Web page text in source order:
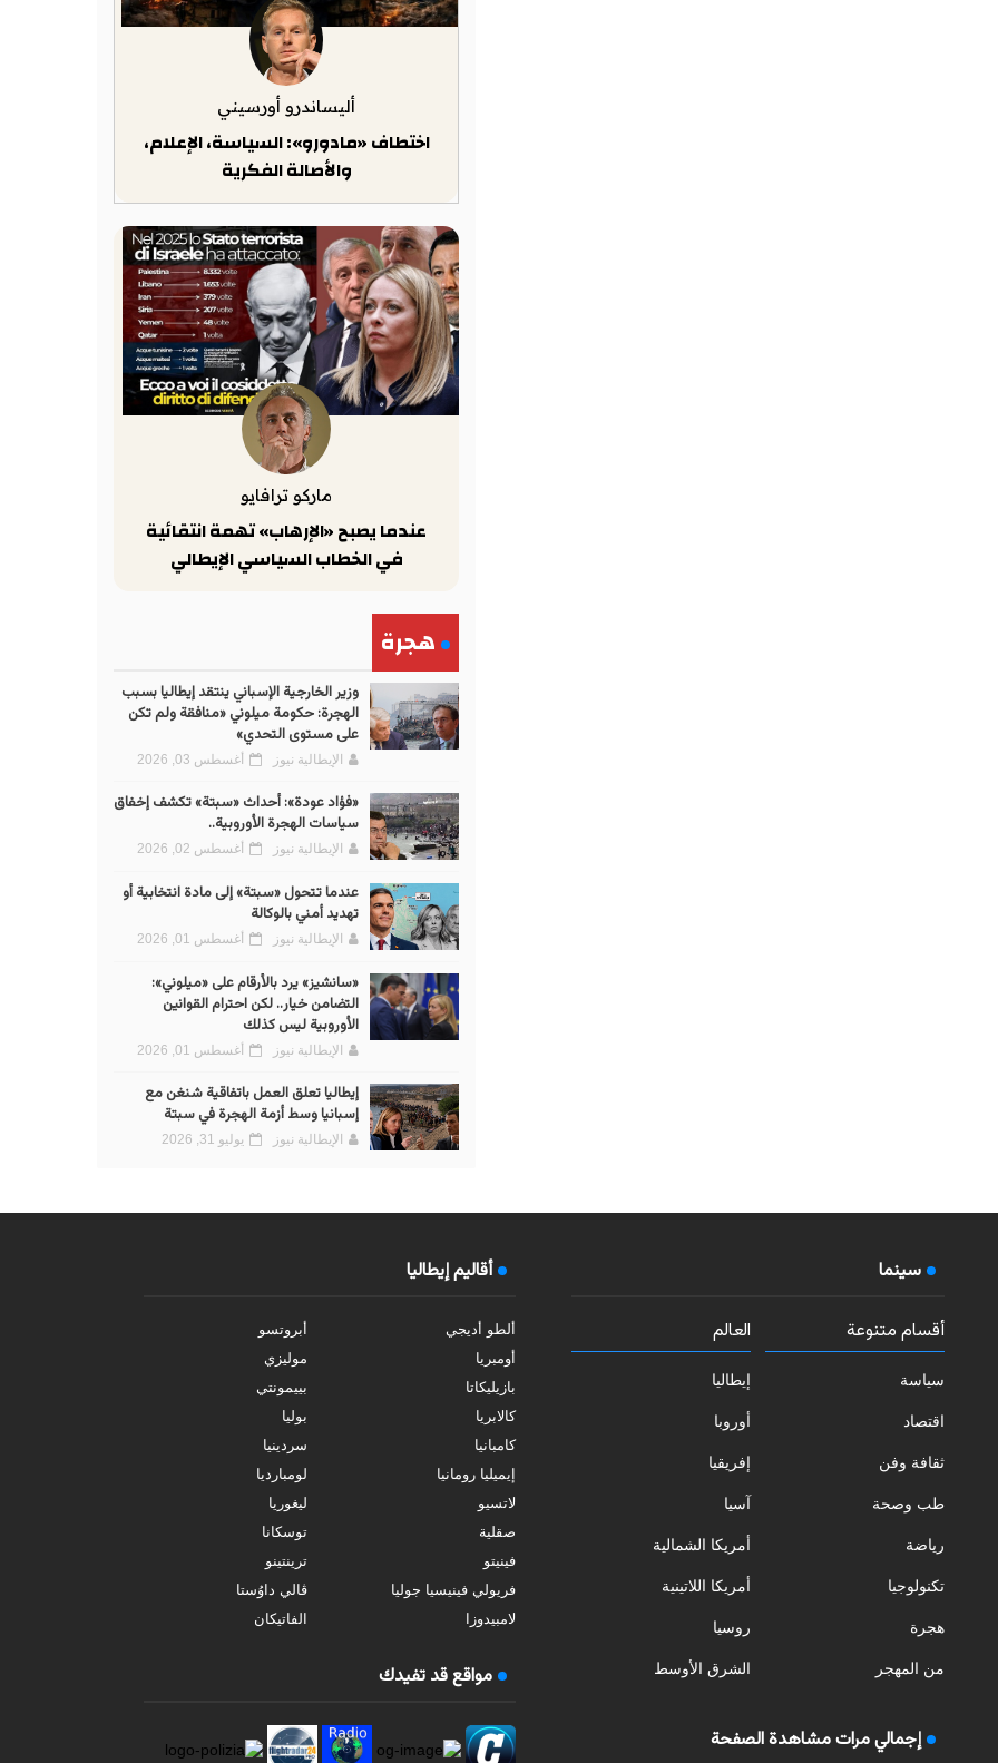
أليساندرو أورسيني
اختطاف «مادورو»: السياسة، الإعلام،
والأصالة الفكرية
ماركو ترافايو
عندما يصبح «الإرهاب» تهمة انتقائية
في الخطاب السياسي الإيطالي
هجرة
وزير الخارجية الإسباني ينتقد إيطاليا بسبب
الهجرة: حكومة ميلوني «منافقة ولم تكن
على مستوى التحدي»
الإيطالية نيوز أغسطس 03, 2026
«فؤاد عودة»: أحداث «سبتة» تكشف إخفاق
سياسات الهجرة الأوروبية..
الإيطالية نيوز أغسطس 02, 2026
عندما تتحول «سبتة» إلى مادة انتخابية أو
تهديد أمني بالوكالة
الإيطالية نيوز أغسطس 01, 2026
«سانشيز» يرد بالأرقام على «ميلوني»:
التضامن خيار.. لكن احترام القوانين
الأوروبية ليس كذلك
الإيطالية نيوز أغسطس 01, 2026
إيطاليا تعلق العمل باتفاقية شنغن مع
إسبانيا وسط أزمة الهجرة في سبتة
الإيطالية نيوز يوليو 31, 2026
سينما
أقسام متنوعة
سياسة
اقتصاد
ثقافة وفن
طب وصحة
رياضة
تكنولوجيا
هجرة
من المهجر
العالم
إيطاليا
أوروبا
إفريقيا
آسيا
أمريكا الشمالية
أمريكا اللاتينية
روسيا
الشرق الأوسط
إجمالي مرات مشاهدة الصفحة
أقاليم إيطاليا
ألطو أديجي
أبروتسو
أومبريا
موليزي
بازيليكاتا
بييمونتي
كالابريا
بوليا
كامبانيا
سردينيا
إيميليا رومانيا
لومبارديا
لاتسيو
ليغوريا
صقلية
توسكانا
فينيتو
ترينتينو
فريولي فينيسيا جوليا
ڤالي داوُستا
لامبيدوزا
الفاتيكان
مواقع قد تفيدك